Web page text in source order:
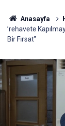
Anasayfa
’rehavete
Bir Fırsat”